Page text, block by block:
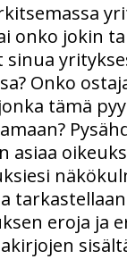
onko jokin
sinua
Onko
tämä
asiaa
eroja ja